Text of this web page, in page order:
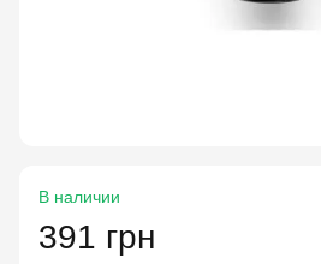
В наличии
391 грн